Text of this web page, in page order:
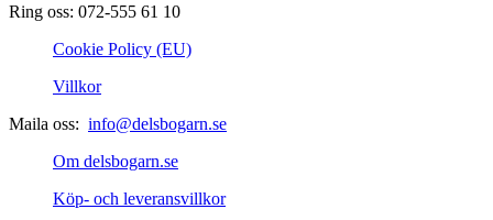
Ring oss: 072-555 61 10
Cookie Policy (EU)
Villkor
Maila oss: info@delsbogarn.se
Om delsbogarn.se
Köp- och leveransvillkor